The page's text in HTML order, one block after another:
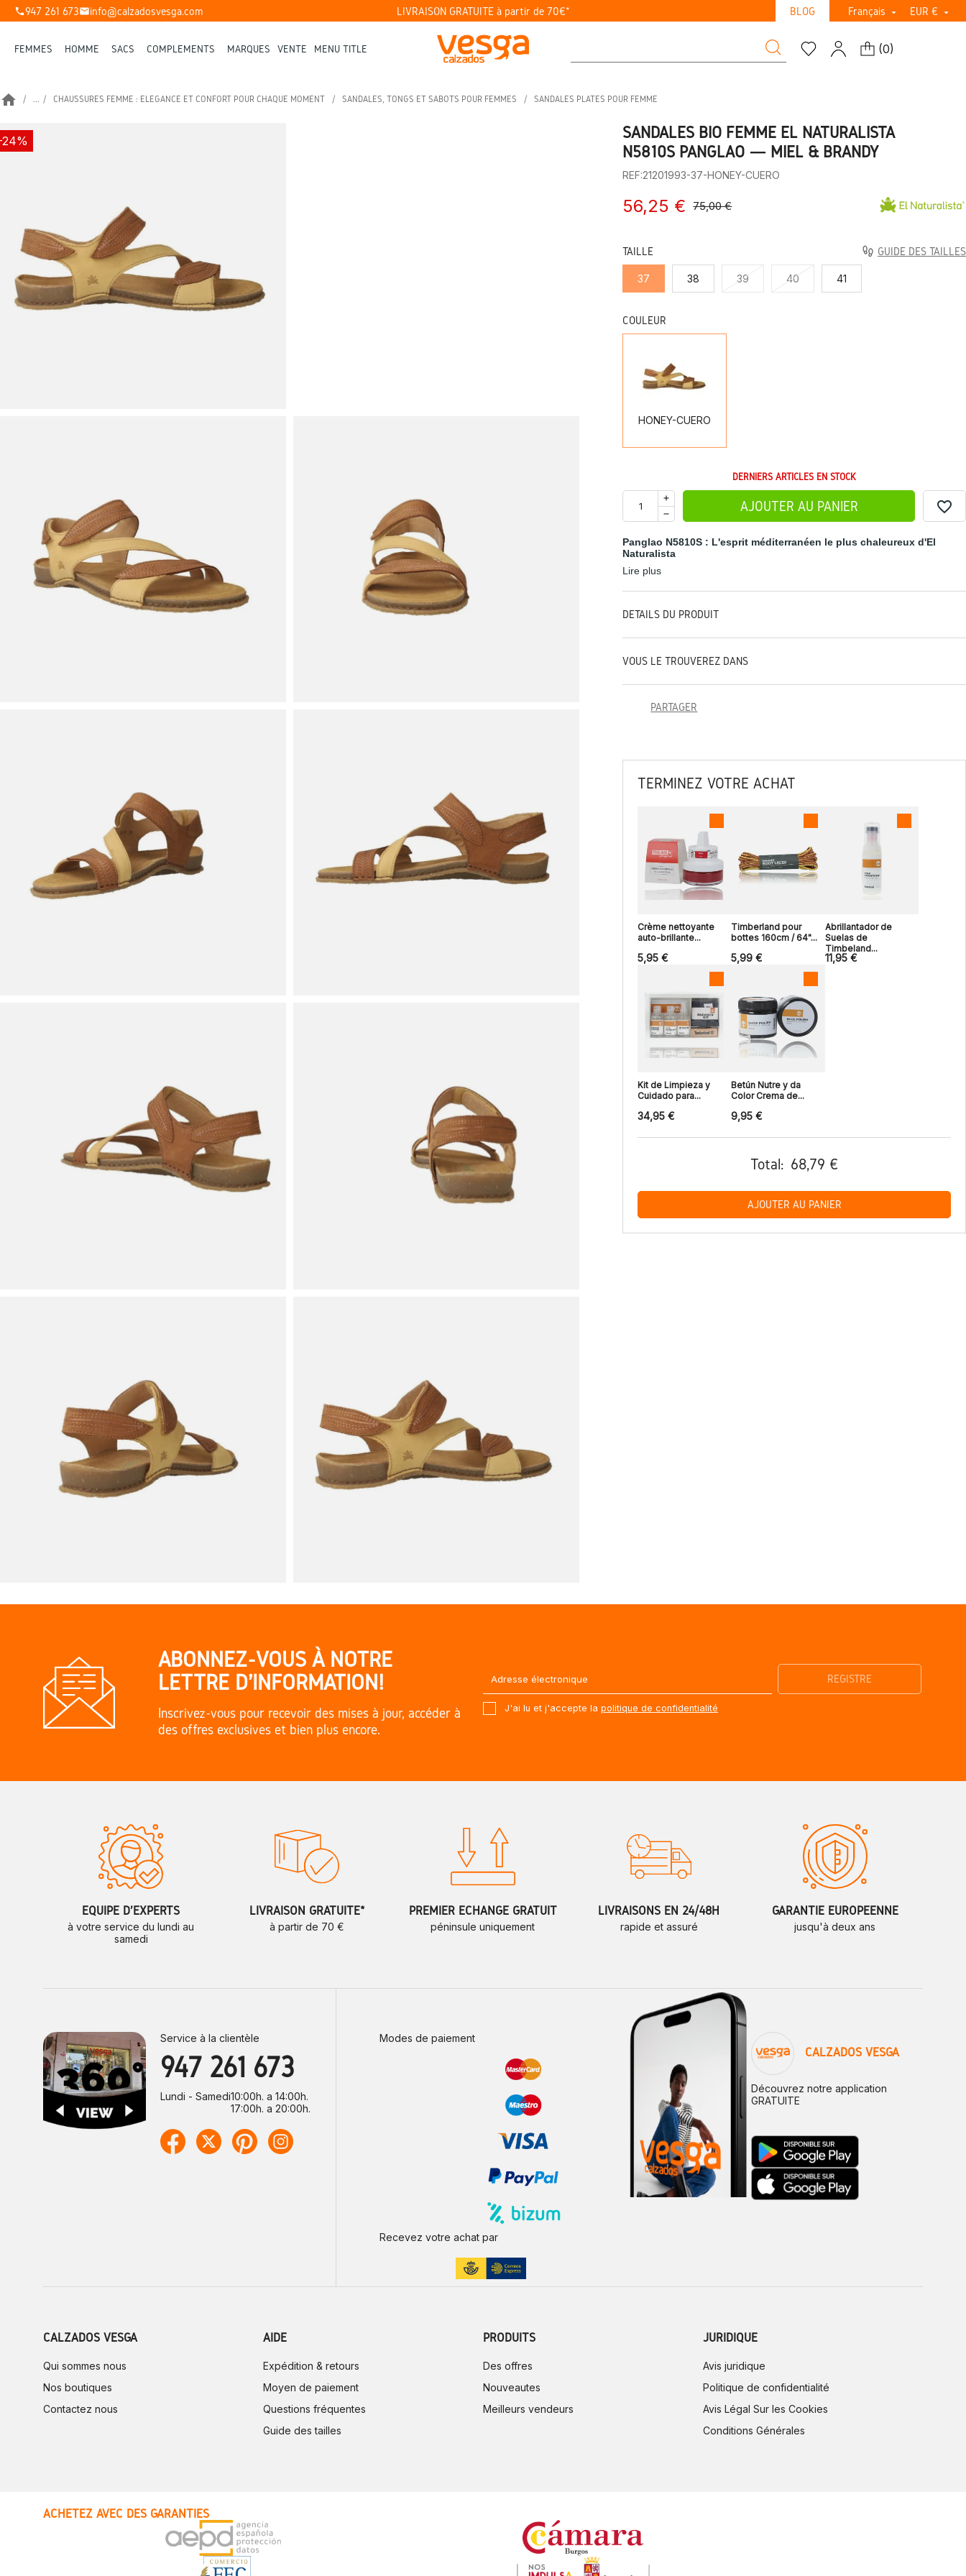
phone947 261 673mailinfo@calzadosvesga.com LIVRAISON GRATUITE à partir de 70€* BLOG Français  EUR € 
FEMMES HOMME SACS COMPLÉMENTS MARQUES VENTE MENU TITLE (0)
home ... CHAUSSURES FEMME : ÉLÉGANCE ET CONFORT POUR CHAQUE MOMENT SANDALES, TONGS ET SABOTS POUR FEMMES SANDALES PLATES POUR FEMME
SANDALES BIO FEMME EL NATURALISTA
N5810S PANGLAO — MIEL & BRANDY
REF:21201993-37-HONEY-CUERO
56,25 € 75,00 €
TAILLE GUIDE DES TAILLES
37 38 39 40 41
COULEUR
HONEY-CUERO
DERNIERS ARTICLES EN STOCK
AJOUTER AU PANIER favorite_border
Panglao N5810S : L'esprit méditerranéen le plus chaleureux d'El
Naturalista
Lire plus
DÉTAILS DU PRODUIT
VOUS LE TROUVEREZ DANS
PARTAGER
TERMINEZ VOTRE ACHAT
Crème nettoyante
auto-brillante...
5,95 €
Timberland pour
bottes 160cm / 64"...
5,99 €
Abrillantador de
Suelas de
Timbeland...
11,95 €
Kit de Limpieza y
Cuidado para...
34,95 €
Betún Nutre y da
Color Crema de...
9,95 €
Total: 68,79 €
AJOUTER AU PANIER
ABONNEZ-VOUS À NOTRE
LETTRE D'INFORMATION!
Inscrivez-vous pour recevoir des mises à jour, accéder à
des offres exclusives et bien plus encore.
J'ai lu et j'accepte la politique de confidentialité
ÉQUIPE D'EXPERTS
à votre service du lundi au
samedi
LIVRAISON GRATUITE*
à partir de 70 €
PREMIER ÉCHANGE GRATUIT
péninsule uniquement
LIVRAISONS EN 24/48H
rapide et assuré
GARANTIE EUROPÉENNE
jusqu'à deux ans
Service à la clientèle
947 261 673
Lundi - Samedi10:00h. a 14:00h.
17:00h. a 20:00h.
Modes de paiement
Recevez votre achat par
CALZADOS VESGA
Découvrez notre application
GRATUITE
CALZADOS VESGA
Qui sommes nous
Nos boutiques
Contactez nous
AIDE
Expédition & retours
Moyen de paiement
Questions fréquentes
Guide des tailles
PRODUITS
Des offres
Nouveautes
Meilleurs vendeurs
JURIDIQUE
Avis juridique
Politique de confidentialité
Avis Légal Sur les Cookies
Conditions Générales
ACHETEZ AVEC DES GARANTIES